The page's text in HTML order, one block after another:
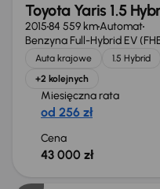
Toyota Yaris 1.5
201584 559 kmAutomat
Benzyna Full-Hybrid EV
Auta krajowe 1.5 Hybrid
+2 kolejnych
Miesięczna rata
od 256 zł
Cena
43 000 zł